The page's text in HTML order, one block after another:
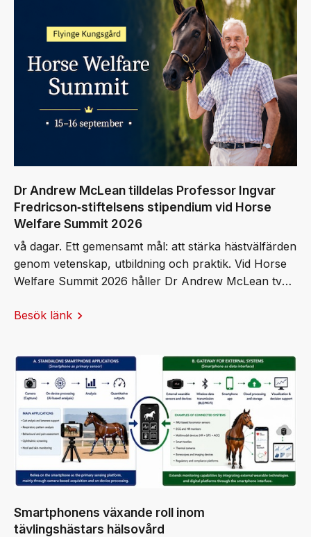
Dr Andrew McLean tilldelas Professor Ingvar
Fredricson‑stiftelsens stipendium vid Horse
Welfare Summit 2026
vå dagar. Ett gemensamt mål: att stärka hästvälfärden
genom vetenskap, utbildning och praktik. Vid Horse
Welfare Summit 2026 håller Dr Andrew McLean två
Fredricson-stiftelsens stipendium.
Besök länk
Smartphonens växande roll inom
tävlingshästars hälsovård